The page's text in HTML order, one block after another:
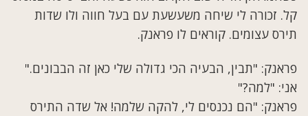
קל. זכורה לי שיחה משעשעת עם בעל חווה ולו שדות
תירס עצומים. קוראים לו פראנק.
פראנק: "תבין, הבעיה הכי גדולה שלי כאן זה הבבונים."
אני: "למה?"
פראנק: "הם נכנסים לי, להקה שלמה! אל שדה התירס